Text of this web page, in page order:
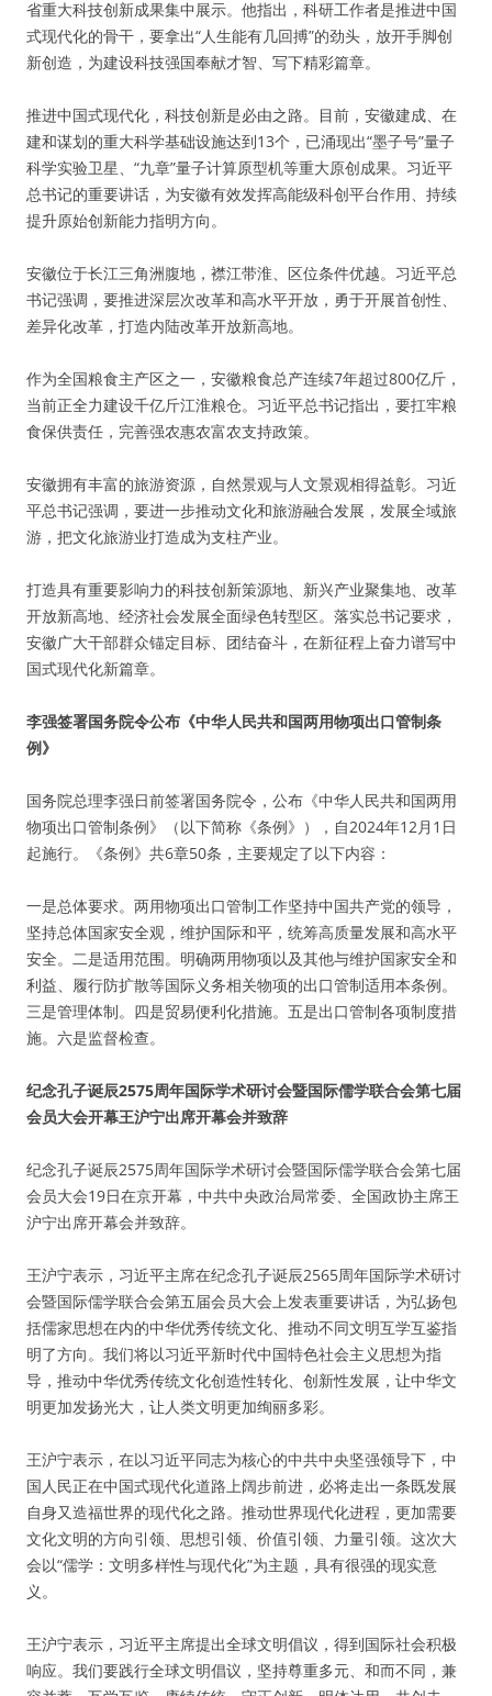
省重大科技创新成果集中展示。他指出，科研工作者是推进中国
式现代化的骨干，要拿出“人生能有几回搏”的劲头，放开手脚创
新创造，为建设科技强国奉献才智、写下精彩篇章。
推进中国式现代化，科技创新是必由之路。目前，安徽建成、在
建和谋划的重大科学基础设施达到13个，已涌现出“墨子号”量子
科学实验卫星、“九章”量子计算原型机等重大原创成果。习近平
总书记的重要讲话，为安徽有效发挥高能级科创平台作用、持续
提升原始创新能力指明方向。
安徽位于长江三角洲腹地，襟江带淮、区位条件优越。习近平总
书记强调，要推进深层次改革和高水平开放，勇于开展首创性、
差异化改革，打造内陆改革开放新高地。
作为全国粮食主产区之一，安徽粮食总产连续7年超过800亿斤，
当前正全力建设千亿斤江淮粮仓。习近平总书记指出，要扛牢粮
食保供责任，完善强农惠农富农支持政策。
安徽拥有丰富的旅游资源，自然景观与人文景观相得益彰。习近
平总书记强调，要进一步推动文化和旅游融合发展，发展全域旅
游，把文化旅游业打造成为支柱产业。
打造具有重要影响力的科技创新策源地、新兴产业聚集地、改革
开放新高地、经济社会发展全面绿色转型区。落实总书记要求，
安徽广大干部群众锚定目标、团结奋斗，在新征程上奋力谱写中
国式现代化新篇章。
李强签署国务院令公布《中华人民共和国两用物项出口管制条
例》
国务院总理李强日前签署国务院令，公布《中华人民共和国两用
物项出口管制条例》（以下简称《条例》），自2024年12月1日
起施行。《条例》共6章50条，主要规定了以下内容：
一是总体要求。两用物项出口管制工作坚持中国共产党的领导，
坚持总体国家安全观，维护国际和平，统筹高质量发展和高水平
安全。二是适用范围。明确两用物项以及其他与维护国家安全和
利益、履行防扩散等国际义务相关物项的出口管制适用本条例。
三是管理体制。四是贸易便利化措施。五是出口管制各项制度措
施。六是监督检查。
纪念孔子诞辰2575周年国际学术研讨会暨国际儒学联合会第七届
会员大会开幕王沪宁出席开幕会并致辞
纪念孔子诞辰2575周年国际学术研讨会暨国际儒学联合会第七届
会员大会19日在京开幕，中共中央政治局常委、全国政协主席王
沪宁出席开幕会并致辞。
王沪宁表示，习近平主席在纪念孔子诞辰2565周年国际学术研讨
会暨国际儒学联合会第五届会员大会上发表重要讲话，为弘扬包
括儒家思想在内的中华优秀传统文化、推动不同文明互学互鉴指
明了方向。我们将以习近平新时代中国特色社会主义思想为指
导，推动中华优秀传统文化创造性转化、创新性发展，让中华文
明更加发扬光大，让人类文明更加绚丽多彩。
王沪宁表示，在以习近平同志为核心的中共中央坚强领导下，中
国人民正在中国式现代化道路上阔步前进，必将走出一条既发展
自身又造福世界的现代化之路。推动世界现代化进程，更加需要
文化文明的方向引领、思想引领、价值引领、力量引领。这次大
会以“儒学：文明多样性与现代化”为主题，具有很强的现实意
义。
王沪宁表示，习近平主席提出全球文明倡议，得到国际社会积极
响应。我们要践行全球文明倡议，坚持尊重多元、和而不同，兼